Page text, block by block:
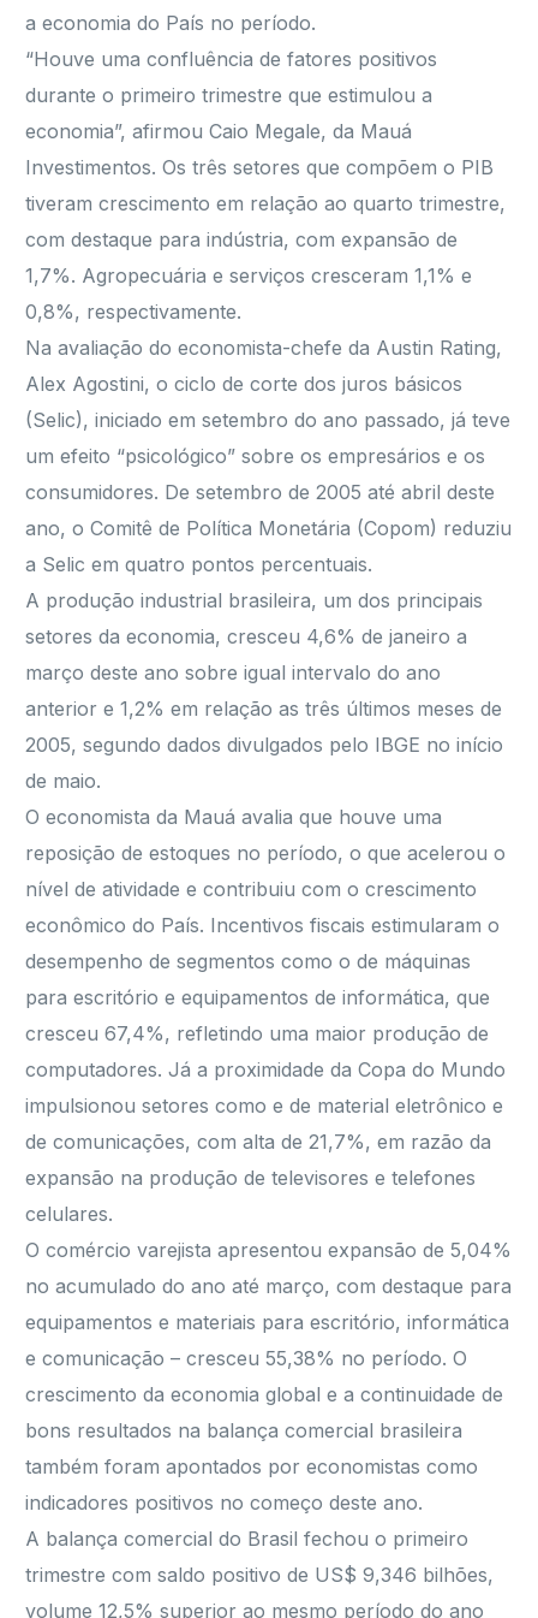
a economia do País no período.
“Houve uma confluência de fatores positivos
durante o primeiro trimestre que estimulou a
economia”, afirmou Caio Megale, da Mauá
Investimentos. Os três setores que compõem o PIB
tiveram crescimento em relação ao quarto trimestre,
com destaque para indústria, com expansão de
1,7%. Agropecuária e serviços cresceram 1,1% e
0,8%, respectivamente.
Na avaliação do economista-chefe da Austin Rating,
Alex Agostini, o ciclo de corte dos juros básicos
(Selic), iniciado em setembro do ano passado, já teve
um efeito “psicológico” sobre os empresários e os
consumidores. De setembro de 2005 até abril deste
ano, o Comitê de Política Monetária (Copom) reduziu
a Selic em quatro pontos percentuais.
A produção industrial brasileira, um dos principais
setores da economia, cresceu 4,6% de janeiro a
março deste ano sobre igual intervalo do ano
anterior e 1,2% em relação as três últimos meses de
2005, segundo dados divulgados pelo IBGE no início
de maio.
O economista da Mauá avalia que houve uma
reposição de estoques no período, o que acelerou o
nível de atividade e contribuiu com o crescimento
econômico do País. Incentivos fiscais estimularam o
desempenho de segmentos como o de máquinas
para escritório e equipamentos de informática, que
cresceu 67,4%, refletindo uma maior produção de
computadores. Já a proximidade da Copa do Mundo
impulsionou setores como e de material eletrônico e
de comunicações, com alta de 21,7%, em razão da
expansão na produção de televisores e telefones
celulares.
O comércio varejista apresentou expansão de 5,04%
no acumulado do ano até março, com destaque para
equipamentos e materiais para escritório, informática
e comunicação – cresceu 55,38% no período. O
crescimento da economia global e a continuidade de
bons resultados na balança comercial brasileira
também foram apontados por economistas como
indicadores positivos no começo deste ano.
A balança comercial do Brasil fechou o primeiro
trimestre com saldo positivo de US$ 9,346 bilhões,
volume 12,5% superior ao mesmo período do ano